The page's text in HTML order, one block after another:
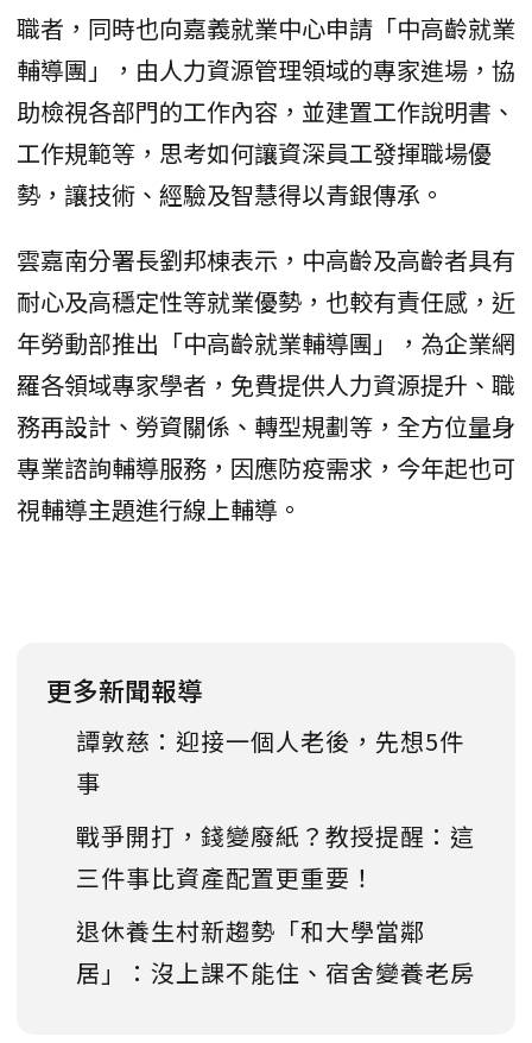
職者，同時也向嘉義就業中心申請「中高齡就業
輔導團」，由人力資源管理領域的專家進場，協
助檢視各部門的工作內容，並建置工作說明書、
工作規範等，思考如何讓資深員工發揮職場優
勢，讓技術、經驗及智慧得以青銀傳承。
雲嘉南分署長劉邦棟表示，中高齡及高齡者具有
耐心及高穩定性等就業優勢，也較有責任感，近
年勞動部推出「中高齡就業輔導團」，為企業網
羅各領域專家學者，免費提供人力資源提升、職
務再設計、勞資關係、轉型規劃等，全方位量身
專業諮詢輔導服務，因應防疫需求，今年起也可
視輔導主題進行線上輔導。
更多新聞報導
譚敦慈：迎接一個人老後，先想5件
事
戰爭開打，錢變廢紙？教授提醒：這
三件事比資產配置更重要！
退休養生村新趨勢「和大學當鄰
居」：沒上課不能住、宿舍變養老房